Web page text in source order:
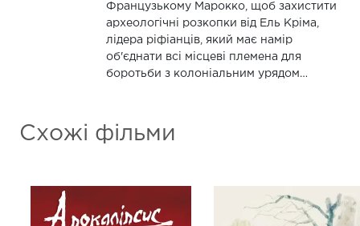
Французькому Марокко, щоб захистити
археологічні розкопки від Ель Кріма,
лідера ріфіанців, який має намір
об'єднати всі місцеві племена для
боротьби з колоніальним урядом…
Схожі фільми